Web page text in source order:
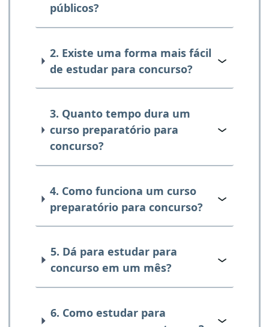
públicos?
2. Existe uma forma mais fácil
de estudar para concurso?
3. Quanto tempo dura um
curso preparatório para
concurso?
4. Como funciona um curso
preparatório para concurso?
5. Dá para estudar para
concurso em um mês?
6. Como estudar para